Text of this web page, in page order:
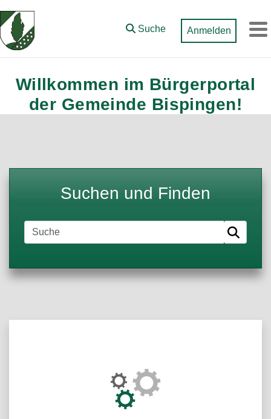
Zum Hauptinhalt springen
Suche
Anmelden
Willkommen im Bürgerportal
der Gemeinde Bispingen!